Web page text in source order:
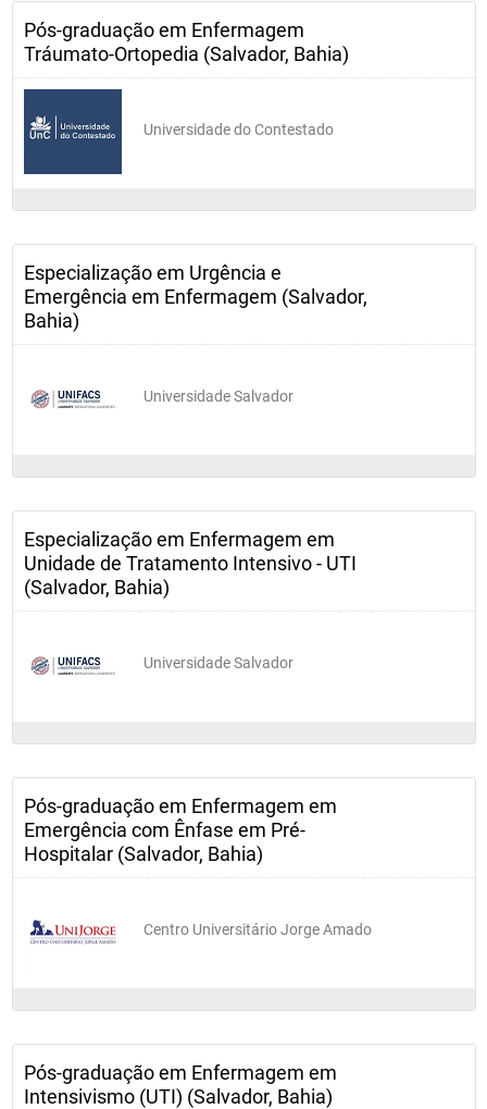
Pós-graduação em Enfermagem
Tráumato-Ortopedia (Salvador, Bahia)
Universidade do Contestado
Especialização em Urgência e
Emergência em Enfermagem (Salvador,
Bahia)
Universidade Salvador
Especialização em Enfermagem em
Unidade de Tratamento Intensivo - UTI
(Salvador, Bahia)
Universidade Salvador
Pós-graduação em Enfermagem em
Emergência com Ênfase em Pré-
Hospitalar (Salvador, Bahia)
Centro Universitário Jorge Amado
Pós-graduação em Enfermagem em
Intensivismo (UTI) (Salvador, Bahia)